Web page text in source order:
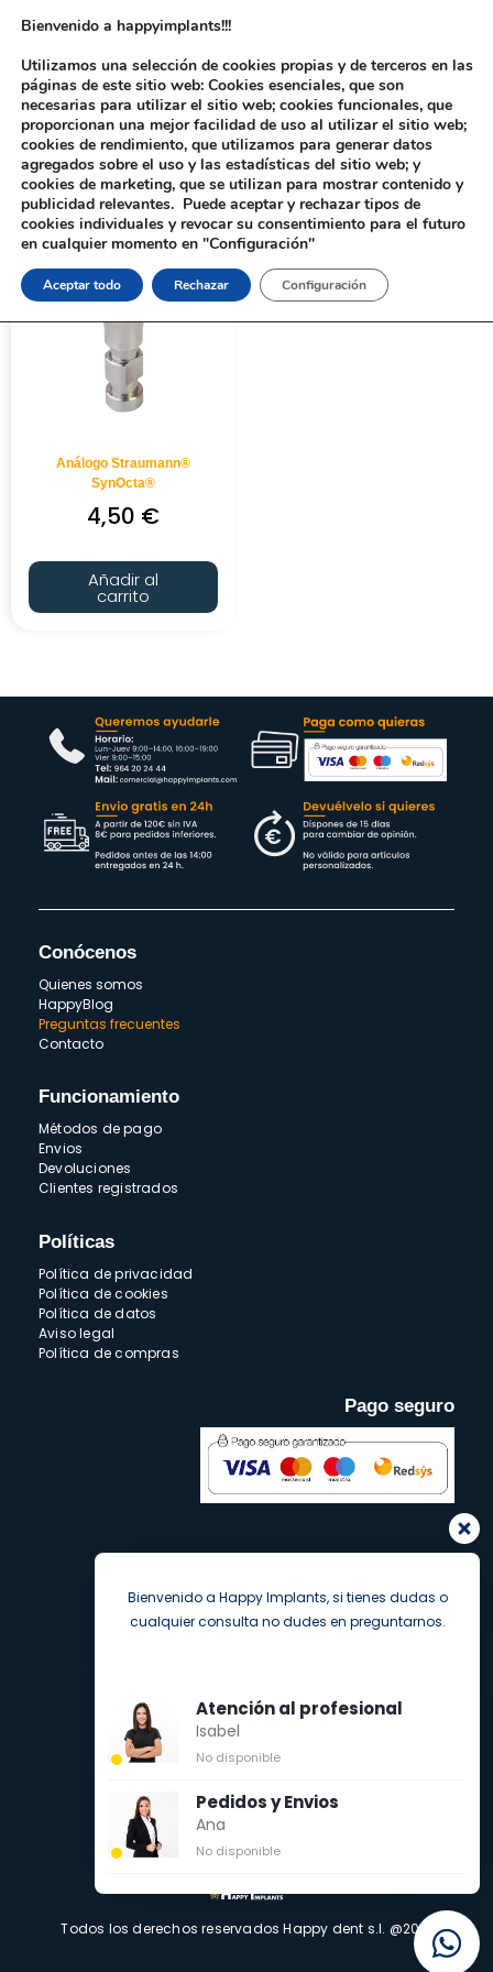
Inicio/ Productos etiquetados “780”
Análogo Straumann®
SynOcta®
4,50 €
Añadir al
carrito
Conócenos
Quienes somos
HappyBlog
Preguntas frecuentes
Contacto
Funcionamiento
Métodos de pago
Envios
Devoluciones
Clientes registrados
Políticas
Política de privacidad
Política de cookies
Política de datos
Aviso legal
Política de compras
Pago seguro
Todos los derechos reservados Happy dent s.l. @2021
Bienvenido a happyimplants!!!
Utilizamos una selección de cookies propias y de terceros en las
páginas de este sitio web: Cookies esenciales, que son
necesarias para utilizar el sitio web; cookies funcionales, que
proporcionan una mejor facilidad de uso al utilizar el sitio web;
cookies de rendimiento, que utilizamos para generar datos
agregados sobre el uso y las estadísticas del sitio web; y
cookies de marketing, que se utilizan para mostrar contenido y
publicidad relevantes. Puede aceptar y rechazar tipos de
cookies individuales y revocar su consentimiento para el futuro
en cualquier momento en "Configuración"
Aceptar todo Rechazar Configuración
Bienvenido a Happy Implants, si tienes dudas o
cualquier consulta no dudes en preguntarnos.
Atención al profesional
Isabel
No disponible
Pedidos y Envios
Ana
No disponible